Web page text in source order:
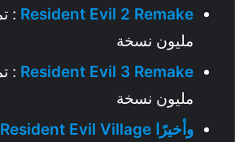
Resident Evil 2 Remake
مليون نسخة
Resident Evil 3 Remake
مليون نسخة
وأخيرًا Resident Evil Village